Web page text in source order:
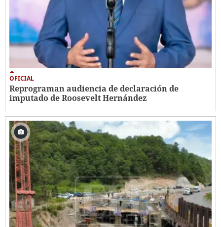
OFICIAL
Reprograman audiencia de declaración de
imputado de Roosevelt Hernández